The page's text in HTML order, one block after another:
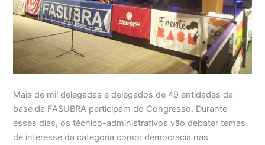
Mais de mil delegadas e delegados de 49 entidades da
base da FASUBRA participam do Congresso. Durante
esses dias, os técnico-administrativos vão debater temas
de interesse da categoria como: democracia nas